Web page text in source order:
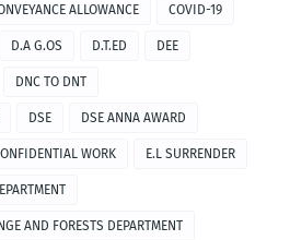
ALLOWANCE COVID-19
D.A G.OS D.T.ED DEE
DNC TO DNT
DSE DSE ANNA AWARD
WORK E.L SURRENDER
AND FORESTS DEPARTMENT